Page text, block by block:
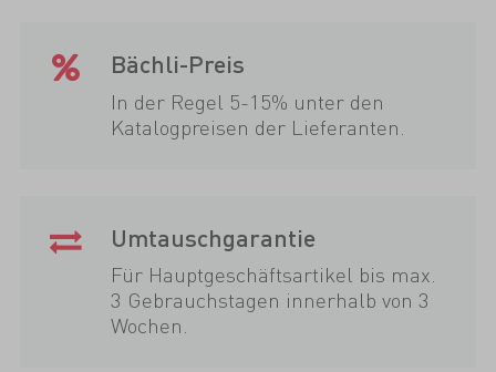
Bächli-Preis
In der Regel 5-15% unter den
Katalogpreisen der Lieferanten.
Umtauschgarantie
Für Hauptgeschäftsartikel bis max.
3 Gebrauchstagen innerhalb von 3
Wochen.